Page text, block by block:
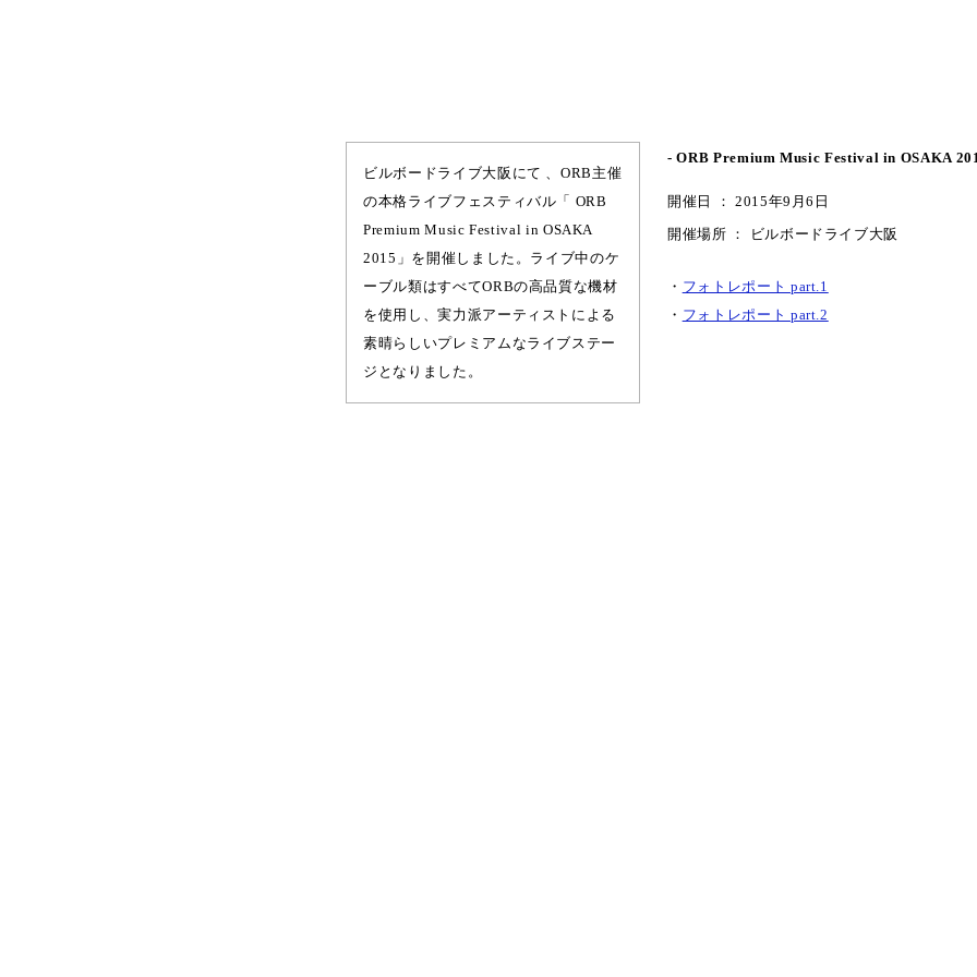
ビルボードライブ大阪にて 、ORB主催
の本格ライブフェスティバル「 ORB
Premium Music Festival in OSAKA
2015」を開催しました。ライブ中のケ
ーブル類はすべてORBの高品質な機材
を使用し、実力派アーティストによる
素晴らしいプレミアムなライブステー
ジとなりました。
- ORB Premium Music Festival in OSAKA
開催日 ： 2015年9月6日
開催場所 ： ビルボードライブ大阪
・ フォトレポート part.1
・ フォトレポート part.2